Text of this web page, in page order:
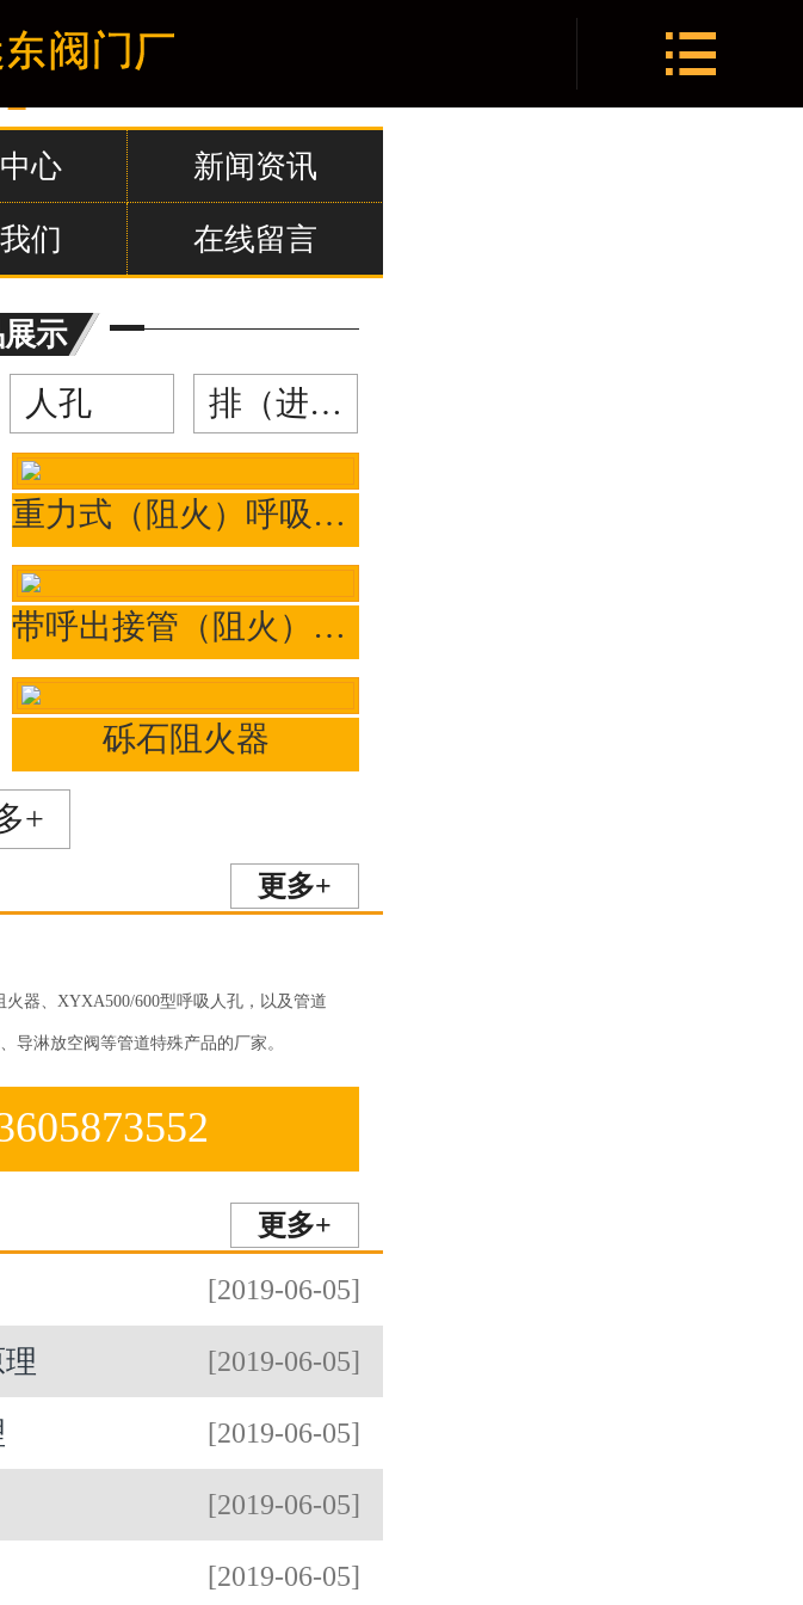
网站首页

心 新闻资讯
们 在线留言
示
人孔 排（进）气阀
重力式（阻火）呼吸阀QHXF-HXZ
带呼出接管（阻火）呼吸阀HXF-IVZ/HXF4
砾石阻火器
+
更多+
器、XYXA500/600型呼吸人孔，以及管道
导淋放空阀等管道特殊产品的厂家。
更多+
[2019-06-05]
[2019-06-05]
[2019-06-05]
[2019-06-05]
[2019-06-05]